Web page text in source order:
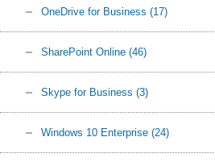
OneDrive for Business (17)
SharePoint Online (46)
Skype for Business (3)
Windows 10 Enterprise (24)